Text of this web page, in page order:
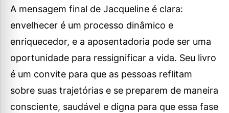
A mensagem final de Jacqueline é clara:
envelhecer é um processo dinâmico e
enriquecedor, e a aposentadoria pode ser uma
oportunidade para ressignificar a vida. Seu livro
é um convite para que as pessoas reflitam
sobre suas trajetórias e se preparem de maneira
consciente, saudável e digna para que essa fase